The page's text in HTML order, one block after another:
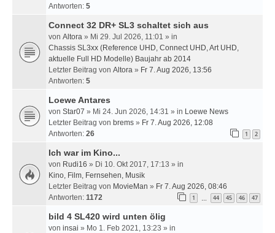
Antworten: 5
Connect 32 DR+ SL3 schaltet sich aus
von Altora » Mi 29. Jul 2026, 11:01 » in
Chassis SL3xx (Reference UHD, Connect UHD, Art UHD,
aktuelle Full HD Modelle) Baujahr ab 2014
Letzter Beitrag von Altora » Fr 7. Aug 2026, 13:56
Antworten: 5
Loewe Antares
von Star07 » Mi 24. Jun 2026, 14:31 » in Loewe News
Letzter Beitrag von brems » Fr 7. Aug 2026, 12:08
Antworten: 26 1 2
Ich war im Kino...
von Rudi16 » Di 10. Okt 2017, 17:13 » in
Kino, Film, Fernsehen, Musik
Letzter Beitrag von MovieMan » Fr 7. Aug 2026, 08:46
Antworten: 1172 1 44 45 46 47
bild 4 SL420 wird unten ölig
von insai » Mo 1. Feb 2021, 13:23 » in